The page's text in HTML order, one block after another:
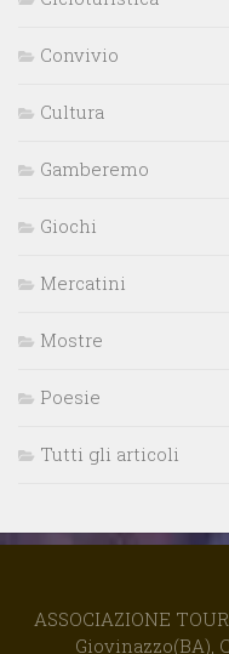
Convivio
Cultura
Gamberemo
Giochi
Mercatini
Mostre
Poesie
Tutti gli articoli
ASSOCIAZIONE
Giovinazzo(BA),